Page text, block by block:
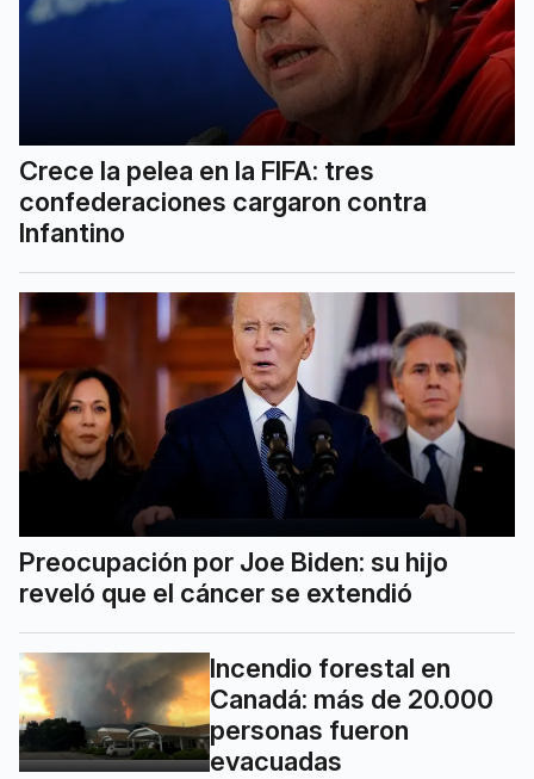
Crece la pelea en la FIFA: tres
confederaciones cargaron contra
Infantino
Preocupación por Joe Biden: su hijo
reveló que el cáncer se extendió
Incendio forestal en
Canadá: más de 20.000
personas fueron
evacuadas